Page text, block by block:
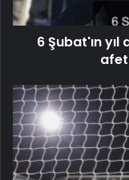
6 Şubat'ın